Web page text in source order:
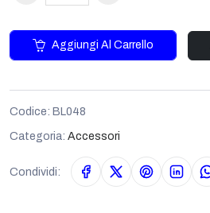
Aggiungi Al Carrello
Codice: BL048
Categoria: Accessori
Condividi: